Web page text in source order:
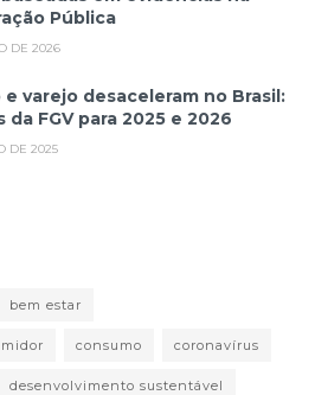
Pública
DE 2026
e varejo desaceleram no Brasil:
da FGV para 2025 e 2026
DE 2025
bem estar
consumo coronavírus
desenvolvimento sustentável